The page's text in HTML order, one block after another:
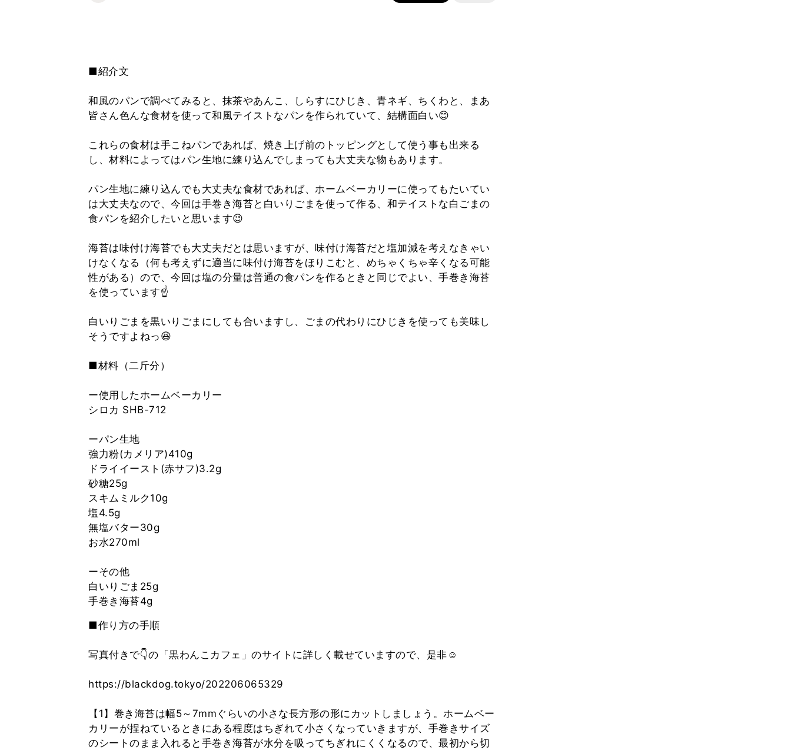
■紹介文
和風のパンで調べてみると、抹茶やあんこ、しらすにひじき、青ネギ、ちくわと、まあ
皆さん色んな食材を使って和風テイストなパンを作られていて、結構面白い😊
これらの食材は手こねパンであれば、焼き上げ前のトッピングとして使う事も出来る
し、材料によってはパン生地に練り込んでしまっても大丈夫な物もあります。
パン生地に練り込んでも大丈夫な食材であれば、ホームベーカリーに使ってもたいてい
は大丈夫なので、今回は手巻き海苔と白いりごまを使って作る、和テイストな白ごまの
食パンを紹介したいと思います😉
海苔は味付け海苔でも大丈夫だとは思いますが、味付け海苔だと塩加減を考えなきゃい
けなくなる（何も考えずに適当に味付け海苔をほりこむと、めちゃくちゃ辛くなる可能
性がある）ので、今回は塩の分量は普通の食パンを作るときと同じでよい、手巻き海苔
を使っています☝
白いりごまを黒いりごまにしても合いますし、ごまの代わりにひじきを使っても美味し
そうですよねっ😆
■材料（二斤分）
ー使用したホームベーカリー
シロカ SHB-712
ーパン生地
強力粉(カメリア)410g
ドライイースト(赤サフ)3.2g
砂糖25g
スキムミルク10g
塩4.5g
無塩バター30g
お水270ml
ーその他
白いりごま25g
■作り方の手順
写真付きで👇の「黒わんこカフェ」のサイトに詳しく載せていますので、是非☺️
https://blackdog.tokyo/202206065329
【1】巻き海苔は幅5～7mmぐらいの小さな長方形の形にカットしましょう。ホームベー
カリーが捏ねているときにある程度はちぎれて小さくなっていきますが、手巻きサイズ
のシートのまま入れると手巻き海苔が水分を吸ってちぎれにくくなるので、最初から切